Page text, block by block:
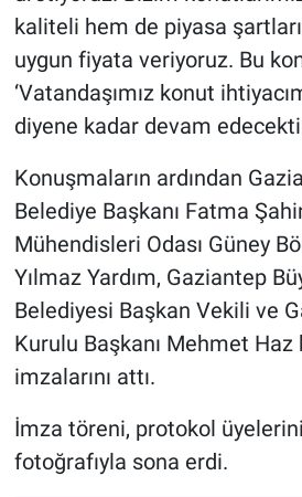
kaliteli hem de piyasa
uygun fiyata veriyoruz. Bu
‘Vatandaşımız konut
diyene kadar devam
Konuşmaların ardından
Belediye Başkanı Fatma
Mühendisleri Odası Güney
Yılmaz Yardım, Gaziantep
Belediyesi Başkan Vekili ve
Kurulu Başkanı Mehmet
imzalarını attı.
İmza töreni, protokol
fotoğrafıyla sona erdi.